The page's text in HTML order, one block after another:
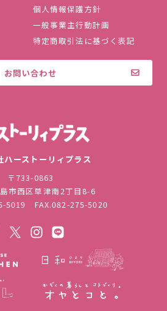
個人情報保護方針
一般事業主行動計画
特定商取引法に基づく表記
お問い合わせ
ハーストーリィプラス
〒733-0863
市西区草津南2丁目8-6
5019 FAX.082-275-5020